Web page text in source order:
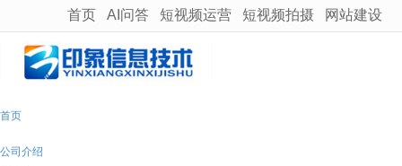
很遗憾，因您的浏览器版本过低导致无法获得最佳浏览体验，推荐下载安装谷歌浏览器！
首页 AI问答 短视频运营 短视频拍摄 网站建设
首页
公司介绍